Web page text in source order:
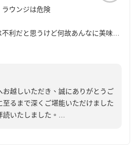
「リラックス」と、お越しいただく
」をお届けできるよう、スタッフ一
す。
クス奥志賀
ウンジは危険
利だと思うけど何故あんなに美味い
ト、米の炊き具合が絶妙。
ィナーの細麺も美味い。
お越しいただき、誠にありがとうご
至るまで深くご堪能いただけました
いたしました。